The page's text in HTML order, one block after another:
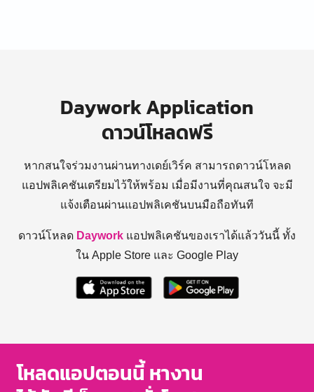
Daywork Application
ดาวน์โหลดฟรี
หากสนใจร่วมงานผ่านทางเดย์เวิร์ค สามารถดาวน์โหลด
แอปพลิเคชันเตรียมไว้ให้พร้อม เมื่อมีงานที่คุณสนใจ จะมี
แจ้งเตือนผ่านแอปพลิเคชันบนมือถือทันที
ดาวน์โหลด Daywork แอปพลิเคชันของเราได้แล้ววันนี้ ทั้ง
ใน Apple Store และ Google Play
โหลดแอปตอนนี้ หางาน